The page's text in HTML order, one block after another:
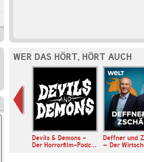
WER DAS HÖRT, HÖRT AUCH
Devils & Demons -
Der Horrorfilm-Podc…
Deffner und
– Der